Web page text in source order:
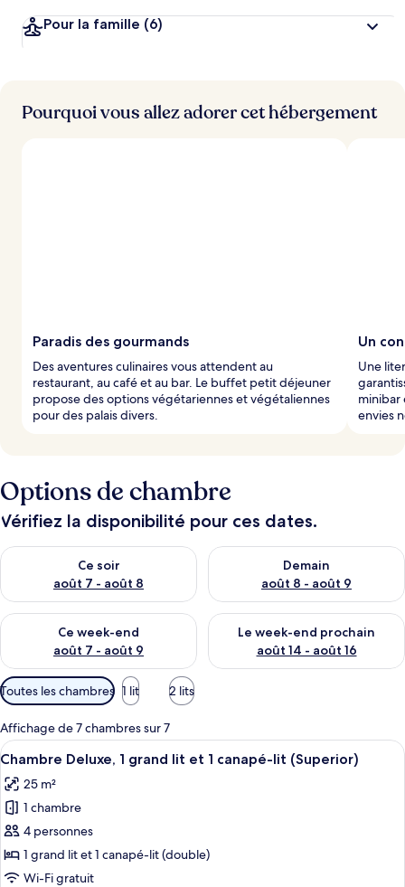
Pour la famille (6)
Pourquoi vous allez adorer cet hébergement
Paradis des gourmands
Des aventures culinaires vous attendent au
restaurant, au café et au bar. Le buffet petit déjeuner
propose des options végétariennes et végétaliennes
pour des palais divers.
Un
Une
minibar
envies
Options de chambre
Vérifiez la disponibilité pour ces dates.
Ce soir
août 7 - août 8
Vérifier la disponibilité pour ce soir août 7 - août 8
Demain
août 8 - août 9
Vérifier la disponibilité pour
Ce week-end
août 7 - août 9
Vérifier la disponibilité pour ce week-end août 7 - août 9
Le week-end prochain
août 14 - août 16
Vérifier la disponibilité pour
Filtres
disponibles
pour
les
chambres
Toutes les chambres 1 lit 2 lits
Affichage de 7 chambres sur 7
Afficher
toutes
les
photos
pour
ce
type
Une chambre d’hôtel avec deux lits,
9
Chambre Deluxe, 1 grand lit et 1 canapé-lit (Superior)
25 m²
1 chambre
4 personnes
1 grand lit et 1 canapé-lit (double)
Wi-Fi gratuit